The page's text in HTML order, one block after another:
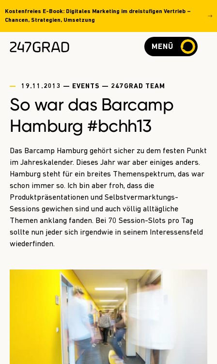
Kostenfreies E-Book: Digitales Marketing im dreistufigen Vertrieb –
Chancen, Strategien, Umsetzung
MENÜ
19.11.2013 — EVENTS — 247GRAD TEAM
So war das Barcamp
Hamburg #bchh13
Das Barcamp Hamburg gehört sicher zu dem festen Punkt
im Jahreskalender. Dieses Jahr war aber einiges anders.
Hamburg steht für ein breites Themenspektrum, das war
schon immer so. Ich bin aber froh, dass die
Produktpräsentationen und Selbstvermarktungs-
Sessions gewichen sind und auch völlig alltägliche
Themen anklang fanden. Bei 70 Session-Slots pro Tag
sollte nun jeder sich irgendwie in seinem Interessensfeld
wiederfinden.